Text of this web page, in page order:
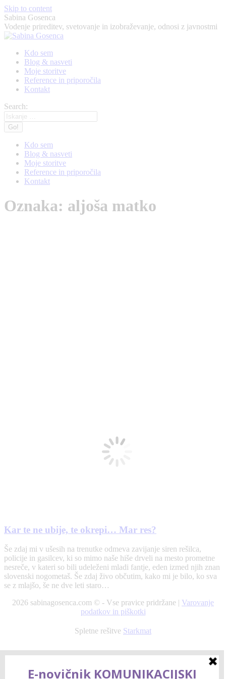
Skip to content
Sabina Gosenca
Vodenje prireditev, svetovanje in izobraževanje, odnosi z javnostmi
Kdo sem
Blog & nasveti
Moje storitve
Reference in priporočila
Kontakt
Search:
Kdo sem
Blog & nasveti
Moje storitve
Reference in priporočila
Kontakt
Oznaka: aljoša matko
Kar te ne ubije, te okrepi… Mar res?
Še zdaj mi v ušesih na trenutke odmeva zavijanje siren rešilca,
policije in gasilcev, ki so mimo naše hiše drveli na mesto prometne
nesreče, v kateri so bili udeleženi mladi fantje, eden izmed njih znan
slovenski nogometaš. Še zdaj živo občutim, kako mi je bilo, ko sva
se z mlajšo, še ne dve leti staro…
2026 sabinagosenca.com © - Vse pravice pridržane | Varovanje
podatkov in piškotki
Spletne rešitve Starkmat